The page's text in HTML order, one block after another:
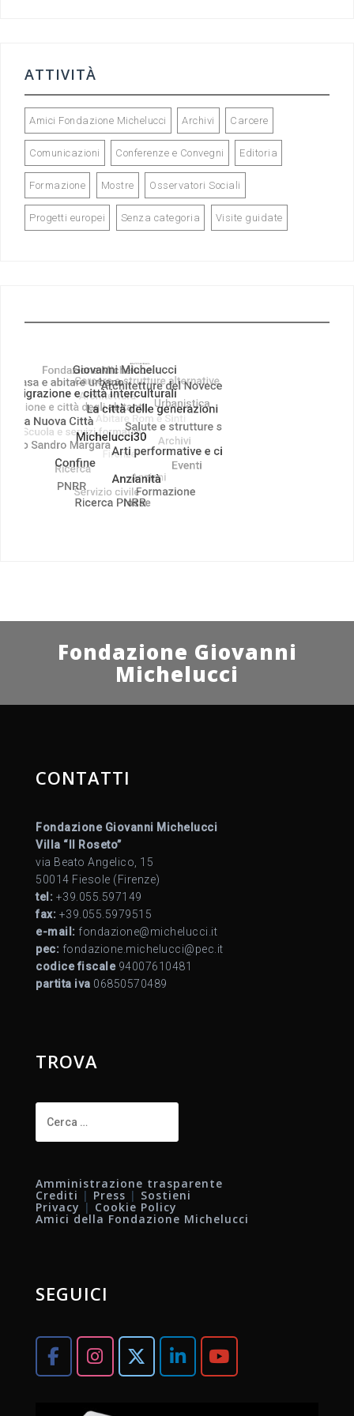
ATTIVITÀ
Amici Fondazione Michelucci Archivi Carcere
Comunicazioni Conferenze e Convegni Editoria
Formazione Mostre Osservatori Sociali
Progetti europei Senza categoria Visite guidate
Fondazione Giovanni
Michelucci
CONTATTI
Fondazione Giovanni Michelucci
Villa “Il Roseto”
via Beato Angelico, 15
50014 Fiesole (Firenze)
tel: +39.055.597149
fax: +39.055.5979515
e-mail: fondazione@michelucci.it
pec: fondazione.michelucci@pec.it
codice fiscale94007610481
partita iva 06850570489
TROVA
per:
Amministrazione trasparente
Crediti | Press | Sostieni
Privacy | Cookie Policy
Amici della Fondazione Michelucci
SEGUICI